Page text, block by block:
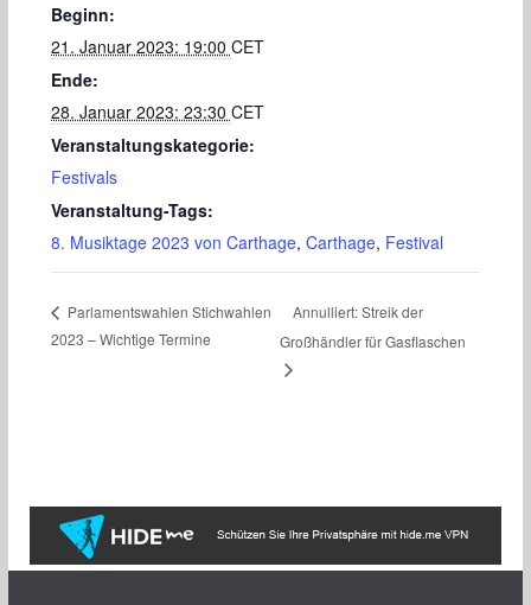
Beginn:
21. Januar 2023: 19:00 CET
Ende:
28. Januar 2023: 23:30 CET
Veranstaltungskategorie:
Festivals
Veranstaltung-Tags:
8. Musiktage 2023 von Carthage, Carthage, Festival
Parlamentswahlen Stichwahlen
2023 – Wichtige Termine
Annulliert: Streik der
Großhändler für Gasflaschen